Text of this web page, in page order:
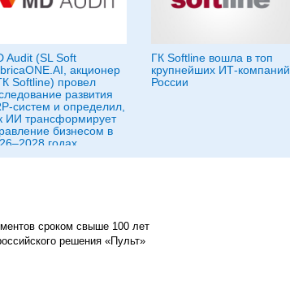
Audit (SL Soft
акционер
Softline) провел
развития
систем и определил,
ИИ трансформирует
бизнесом в
годах
ГК Softline вошла в топ
крупнейших ИТ-компаний
России
сроком свыше 100 лет
решения «Пульт»